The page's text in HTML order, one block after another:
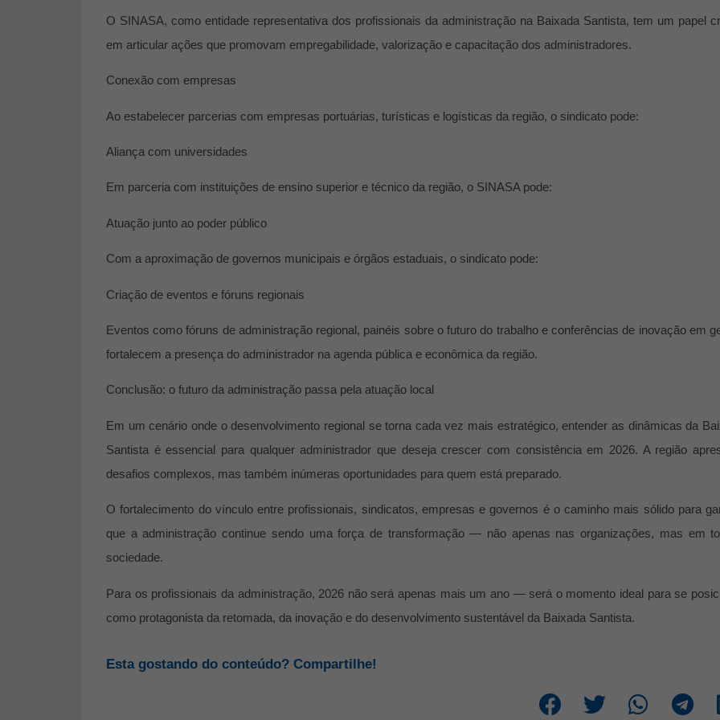
O SINASA, como entidade representativa dos profissionais da administração na Baixada Santista, tem um papel
em articular ações que promovam empregabilidade, valorização e capacitação dos administradores.
Conexão com empresas
Ao estabelecer parcerias com empresas portuárias, turísticas e logísticas da região, o sindicato pode:
Aliança com universidades
Em parceria com instituições de ensino superior e técnico da região, o SINASA pode:
Atuação junto ao poder público
Com a aproximação de governos municipais e órgãos estaduais, o sindicato pode:
Criação de eventos e fóruns regionais
Eventos comofóruns de administração regional, painéis sobre o futuro do trabalho e conferências de inovação em
fortalecem a presença do administrador na agenda pública e econômica da região.
Conclusão: o futuro da administração passa pela atuação local
Em um cenário onde o desenvolvimento regional se torna cada vez mais estratégico, entender as dinâmicas da
Santista é essencial para qualquer administrador que deseja crescer com consistência em 2026. A região
desafios complexos, mas também inúmeras oportunidades para quem está preparado.
O fortalecimento do vínculo entre profissionais, sindicatos, empresas e governos é o caminho mais sólido para
que a administração continue sendo uma força de transformação — não apenas nas organizações, mas em
sociedade.
Para os profissionais da administração, 2026 não será apenas mais um ano — será o momento ideal para se
como protagonista da retomada, da inovação e do desenvolvimento sustentável da Baixada Santista.
Esta gostando do conteúdo? Compartilhe!